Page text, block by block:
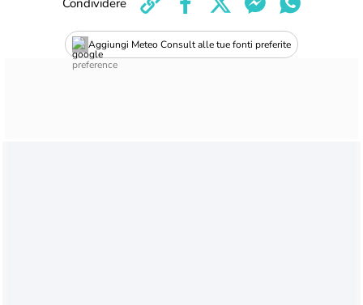
Aggiungi Meteo Consult alle tue fonti preferite
Condividere